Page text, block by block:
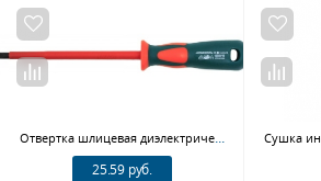
25.59 руб.